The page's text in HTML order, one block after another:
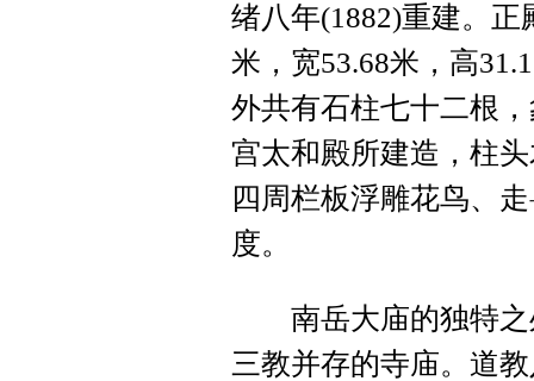
绪八年(1882)重建。
米，宽53.68米，高
外共有石柱七十二根
宫太和殿所建造，柱
四周栏板浮雕花鸟、
度。
南岳大庙的独特之
三教并存的寺庙。道